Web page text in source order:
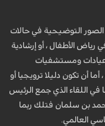
الصور التوضيحية في حالات
الأطفال ، أو إرشادية
عيادات ومستشفيات
أن تكون دليلا ترويجيا أو
في اللقاء الذي جمع الرئيس
بن سلمان فتلك ربما
العالمي.